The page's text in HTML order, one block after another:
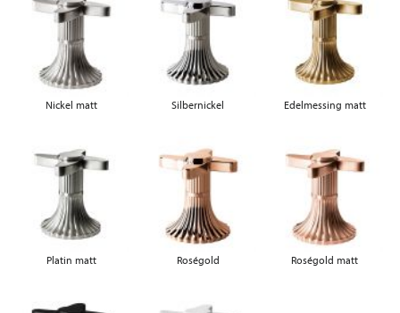
Nickel matt Silbernickel Edelmessing matt
Platin matt Roségold Roségold matt